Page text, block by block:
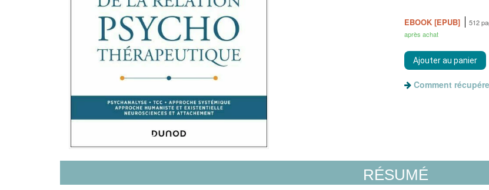
EBOOK [EPUB] 512
après achat
Comment
RÉSUMÉ